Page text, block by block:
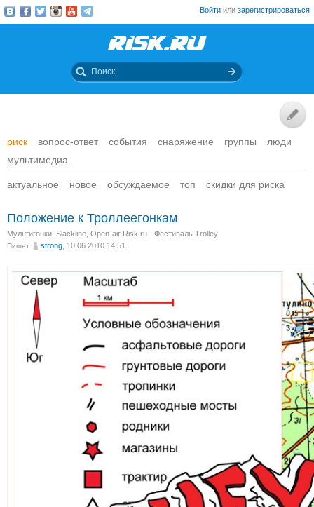
Войти или зарегистрироваться
риск вопрос-ответ события снаряжение группы
люди
мультимедиа
актуальное новое обсуждаемое топ скидки для риска
Положение к Троллеегонкам
Мультигонки Slackline Open-air Risk.ru - Фестиваль Trolley
Пишет strong , 10.06.2010 14:51